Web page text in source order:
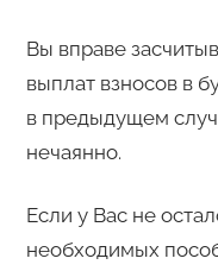
Вы вправе
выплат взносов в
в предыдущем
нечаянно.
Если у Вас не
необходимых